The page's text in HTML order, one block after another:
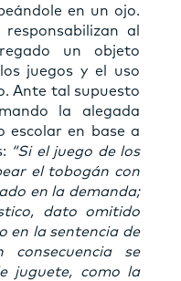
en un ojo.
al
un objeto
juegos y el uso
Ante tal supuesto
la alegada
escolar en base a
“Si el juego de los
el tobogán con
en la demanda;
dato omitido
en la sentencia de
se
juguete, como la